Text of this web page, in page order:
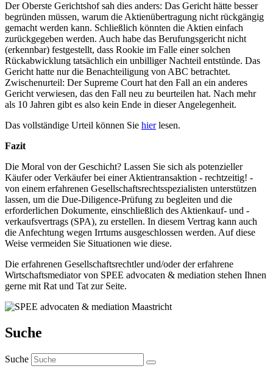
Der Oberste Gerichtshof sah dies anders: Das Gericht hätte besser
begründen müssen, warum die Aktienübertragung nicht rückgängig
gemacht werden kann. Schließlich könnten die Aktien einfach
zurückgegeben werden. Auch habe das Berufungsgericht nicht
(erkennbar) festgestellt, dass Rookie im Falle einer solchen
Rückabwicklung tatsächlich ein unbilliger Nachteil entstünde. Das
Gericht hatte nur die Benachteiligung von ABC betrachtet.
Zwischenurteil: Der Supreme Court hat den Fall an ein anderes
Gericht verwiesen, das den Fall neu zu beurteilen hat. Nach mehr
als 10 Jahren gibt es also kein Ende in dieser Angelegenheit.
Das vollständige Urteil können Sie hierlesen.
Fazit
Die Moral von der Geschicht? Lassen Sie sich als potenzieller
Käufer oder Verkäufer bei einer Aktientransaktion - rechtzeitig! -
von einem erfahrenen Gesellschaftsrechtsspezialisten unterstützen
lassen, um die Due-Diligence-Prüfung zu begleiten und die
erforderlichen Dokumente, einschließlich des Aktienkauf- und -
verkaufsvertrags (SPA), zu erstellen. In diesem Vertrag kann auch
die Anfechtung wegen Irrtums ausgeschlossen werden. Auf diese
Weise vermeiden Sie Situationen wie diese.
Die erfahrenen Gesellschaftsrechtler und/oder der erfahrene
Wirtschaftsmediator von SPEE advocaten & mediation stehen Ihnen
gerne mit Rat und Tat zur Seite.
Suche
Suche